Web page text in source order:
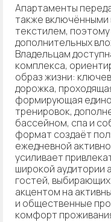
Апартаменты
также включёнными
текстилем,
дополнительных
Владельцам
комплекса,
образ жизни:
дорожка,
формирующая
тренировок,
бассейном, спа и
формат создаёт
ежедневной
усиливает
широкой аудитории
гостей,
акцентом на
и общественные
комфорт